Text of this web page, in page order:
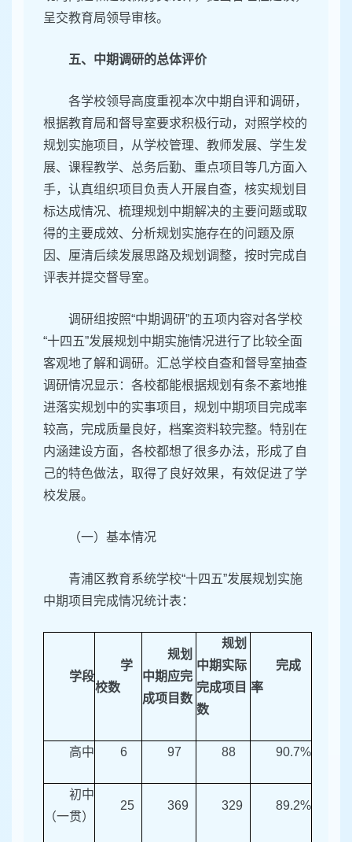
呈交教育局领导审核。
五、中期调研的总体评价
各学校领导高度重视本次中期自评和调研，
根据教育局和督导室要求积极行动，对照学校的
规划实施项目，从学校管理、教师发展、学生发
展、课程教学、总务后勤、重点项目等几方面入
手，认真组织项目负责人开展自查，核实规划目
标达成情况、梳理规划中期解决的主要问题或取
得的主要成效、分析规划实施存在的问题及原
因、厘清后续发展思路及规划调整，按时完成自
评表并提交督导室。
调研组按照“中期调研”的五项内容对各学校
“十四五”发展规划中期实施情况进行了比较全面
客观地了解和调研。汇总学校自查和督导室抽查
调研情况显示：各校都能根据规划有条不紊地推
进落实规划中的实事项目，规划中期项目完成率
较高，完成质量良好，档案资料较完整。特别在
内涵建设方面，各校都想了很多办法，形成了自
己的特色做法，取得了良好效果，有效促进了学
校发展。
（一）基本情况
青浦区教育系统学校“十四五”发展规划实施
中期项目完成情况统计表：
学段
学
校数
规划
中期应完
成项目数
规划
中期实际
完成项目
数
完成
率
高中 6 97 88 90.7%
初中
（一贯）
25 369 329 89.2%